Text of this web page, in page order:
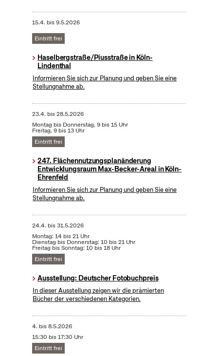
15.4. bis9.5.2026
Eintritt frei
Haselbergstraße/Piusstraße in Köln-
Lindenthal
Informieren Sie sich zur Planung und geben Sie eine
Stellungnahme ab.
23.4. bis28.5.2026
Montag bis Donnerstag, 9 bis 15 Uhr
Freitag, 9 bis 13 Uhr
Eintritt frei
247. Flächennutzungsplanänderung
Entwicklungsraum Max-Becker-Areal in Köln-
Ehrenfeld
Informieren Sie sich zur Planung und geben Sie eine
Stellungnahme ab.
24.4. bis31.5.2026
Montag: 14 bis 21 Uhr
Dienstag bis Donnerstag: 10 bis 21 Uhr
Freitag bis Sonntag: 10 bis 18 Uhr
Eintritt frei
Ausstellung: Deutscher Fotobuchpreis
In dieser Ausstellung zeigen wir die prämierten
Bücher der verschiedenen Kategorien.
4. bis8.5.2026
15:30 bis 17:30 Uhr
Eintritt frei